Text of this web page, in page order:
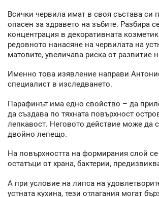
Всички червила имат в своя състава си
опасен за здравето на зъбите. Разбира
концентрация в декоративната
редовното нанасяне на червилата на
матовите, увеличава риска от развитие
Именно това изявление направи
специалист в изследването.
Парафинът има едно свойство – да
да създава по тяхната повърхност
лепкавост. Неговото действие може да
двойно лепещо.
На повърхността на формирания слой се
остатъци от храна, бактерии,
А при условие на липса на
устната кухина, тези отлагания могат